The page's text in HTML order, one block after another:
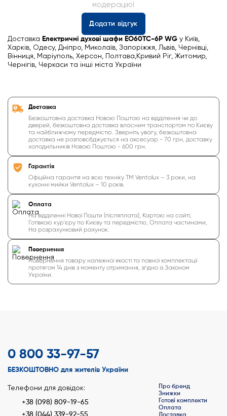
модерацію!
Додати відгук
Доставка Електричні духові шафи EO60TC-6P WG у Київ,
Харків, Одесу, Дніпро, Миколаїв, Запоріжжя, Львів, Чернівці,
Вінниця, Маріуполь, Херсон, Полтава,Кривий Ріг, Житомир,
Чернігів, Черкаси та інші міста України
Доставка
Безкоштовна доставка Новою Поштою на відділення чи до
дверей, безкоштовна доставка власним транспортом по Києву
та найближчому передмістю. Зверніть увагу, безкоштовна
доставка не розповсбджується на аксесуар - 70 грн, доставку
холодильників Новою Поштою - 600 грн.
Гарантія
Офіційна гарантія на всю техніку ТМ Ventolux – 3 роки, на
кухонні мийки Ventolux – 10 років.
Оплата
На відділенні Нової Пошти (післяплата), Картою на сайті,
Готівкою кур'єру по Києву та передмістю, Оплата частинами,
На розрахунковий рахунок.
Повернення
Повернення товару належної якості та повної комплектації
протягом 14 днів з моменту отримання, згідно із Законом
України.
0 800 33-97-57
БЕЗКОШТОВНО для жителів України
Телефони для довідок:
+38 (098) 809-19-65
+38 (044) 339-92-55
Про бренд
Знижки
Готові комплекти
Оплата
Доставка